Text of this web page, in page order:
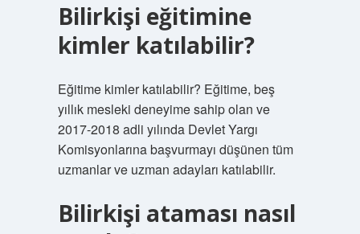
Bilirkişi eğitimine
kimler katılabilir?
Eğitime kimler katılabilir? Eğitime, beş
yıllık mesleki deneyime sahip olan ve
2017-2018 adli yılında Devlet Yargı
Komisyonlarına başvurmayı düşünen tüm
uzmanlar ve uzman adayları katılabilir.
Bilirkişi ataması nasıl